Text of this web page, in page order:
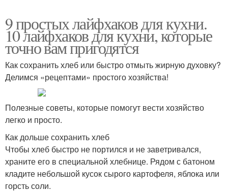
9 простых лайфхаков для кухни.
10 лайфхаков для кухни, которые
точно вам пригодятся
Как сохранить хлеб или быстро отмыть жирную духовку?
Делимся «рецептами» простого хозяйства!
Полезные советы, которые помогут вести хозяйство
легко и просто.
Как дольше сохранить хлеб
Чтобы хлеб быстро не портился и не заветривался,
храните его в специальной хлебнице. Рядом с батоном
кладите небольшой кусок сырого картофеля, яблока или
горсть соли.